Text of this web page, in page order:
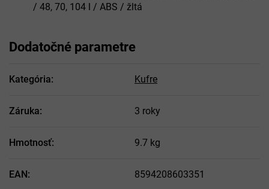
/ 48, 70, 104 l / ABS / žltá
Dodatočné parametre
Kategória: Kufre
Záruka: 3 roky
Hmotnosť: 9.7 kg
EAN: 8594208603351